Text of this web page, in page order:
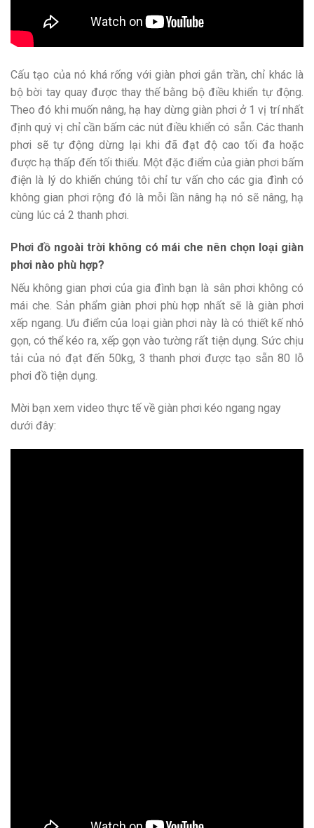
Cấu tạo của nó khá rống với giàn phơi gắn trần, chỉ khác là
bộ bời tay quay được thay thế bằng bộ điều khiển tự động.
Theo đó khi muốn nâng, hạ hay dừng giàn phơi ở 1 vị trí nhất
định quý vị chỉ cần bấm các nút điều khiển có sẵn. Các thanh
phơi sẽ tự động dừng lại khi đã đạt độ cao tối đa hoặc
được hạ thấp đến tối thiểu. Một đặc điểm của giàn phơi bấm
điện là lý do khiến chúng tôi chỉ tư vấn cho các gia đình có
không gian phơi rộng đó là mỗi lần nâng hạ nó sẽ nâng, hạ
cùng lúc cả 2 thanh phơi.
Phơi đồ ngoài trời không có mái che nên chọn loại giàn
phơi nào phù hợp?
Nếu không gian phơi của gia đình bạn là sân phơi không có
mái che. Sản phẩm giàn phơi phù hợp nhất sẽ là giàn phơi
xếp ngang. Ưu điểm của loại giàn phơi này là có thiết kế nhỏ
gọn, có thể kéo ra, xếp gọn vào tường rất tiện dụng. Sức chịu
tải của nó đạt đến 50kg, 3 thanh phơi được tạo sẵn 80 lỗ
phơi đồ tiện dụng.
Mời bạn xem video thực tế về giàn phơi kéo ngang ngay
dưới đây: